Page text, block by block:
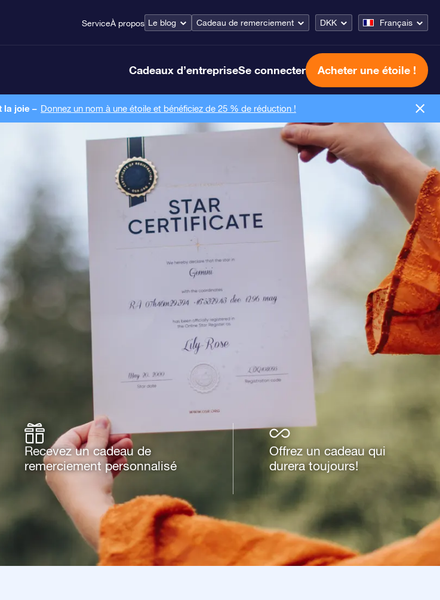
ServiceÀ propos Le blog Cadeau de remerciement DKK Français
Cadeaux d’entrepriseSe connecter Acheter une étoile !
la joie – Donnez un nom à une étoile et bénéficiez de 25 % de réduction !
Recevez un cadeau de
remerciement personnalisé
Offrez un cadeau qui
durera toujours!